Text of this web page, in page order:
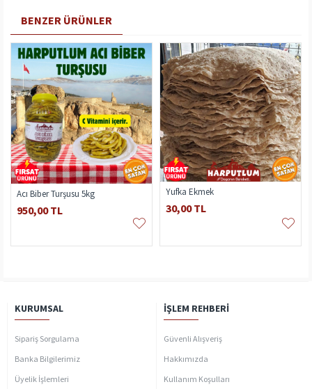
BENZER ÜRÜNLER
Acı Biber Turşusu 5kg
950,00 TL
Yufka Ekmek
30,00 TL
KURUMSAL
Sipariş Sorgulama
Banka Bilgilerimiz
Üyelik İşlemleri
İŞLEM REHBERI
Güvenli Alışveriş
Hakkımızda
Kullanım Koşulları